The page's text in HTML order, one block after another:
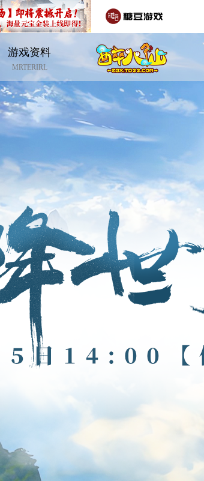
《秦始皇ol》国庆大服
国战的号角已经打响
八仙过海故事
注册账号 客服中心
回合制游戏
醉红楼
醉八仙
国战游戏
秦始皇
斗神
游戏资料
MRTERIRL